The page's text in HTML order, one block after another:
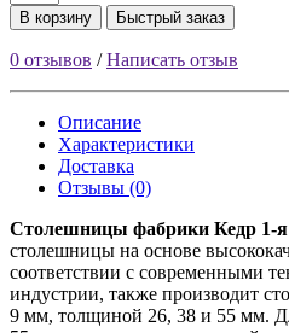
В корзину Быстрый заказ
0 отзывов /Написать отзыв
Описание
Характеристики
Доставка
Отзывы (0)
Столешницы фабрики Кедр 1-
столешницы на основе
соответствии с современными
индустрии, также производит
9 мм, толщиной 26, 38 и 55 мм.